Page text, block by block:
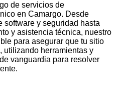
de servicios de
en Camargo. Desde
software y seguridad hasta
y asistencia técnica, nuestro
para asegurar que tu sitio
utilizando herramientas y
vanguardia para resolver